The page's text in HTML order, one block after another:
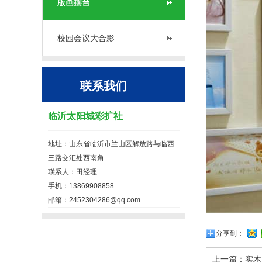
版画摆台
校园会议大合影
联系我们
临沂太阳城彩扩社
地址：山东省临沂市兰山区解放路与临西
三路交汇处西南角
联系人：田经理
手机：13869908858
邮箱：2452304286@qq.com
分享到：
上一篇： 实